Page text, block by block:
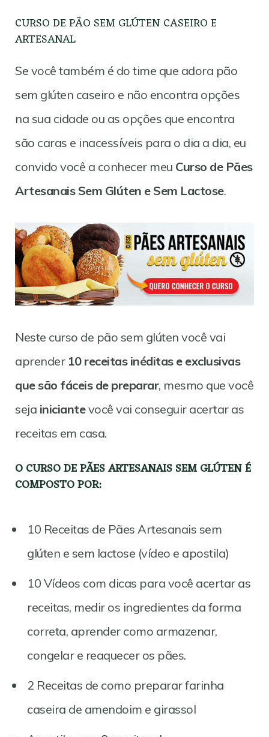
CURSO DE PÃO SEM GLÚTEN CASEIRO E
ARTESANAL
Se você também é do time que adora pão
sem glúten caseiro e não encontra opções
na sua cidade ou as opções que encontra
são caras e inacessíveis para o dia a dia, eu
convido você a conhecer meu Curso de Pães
Artesanais Sem Glúten e Sem Lactose.
Neste curso de pão sem glúten você vai
aprender 10 receitas inéditas e exclusivas
que são fáceis de preparar, mesmo que você
seja iniciantevocê vai conseguir acertar as
receitas em casa.
O CURSO DE PÃES ARTESANAIS SEM GLÚTEN É
COMPOSTO POR:
10 Receitas de Pães Artesanais sem
glúten e sem lactose (vídeo e apostila)
10 Vídeos com dicas para você acertar as
receitas, medir os ingredientes da forma
correta, aprender como armazenar,
congelar e reaquecer os pães.
2 Receitas de como preparar farinha
caseira de amendoim e girassol